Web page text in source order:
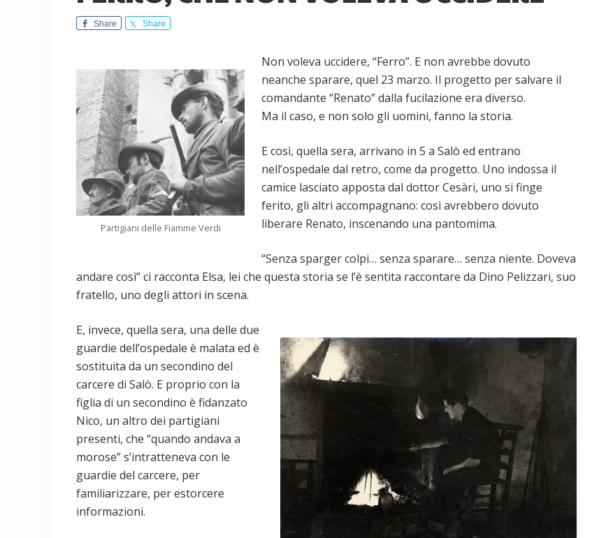
Share Share
Partigiani delle Fiamme Verdi
Non voleva uccidere, “Ferro”. E non avrebbe dovuto
neanche sparare, quel 23 marzo. Il progetto per salvare il
comandante “Renato” dalla fucilazione era diverso.
Ma il caso, e non solo gli uomini, fanno la storia.
E così, quella sera, arrivano in 5 a Salò ed entrano
nell’ospedale dal retro, come da progetto. Uno indossa il
camice lasciato apposta dal dottor Cesàri, uno si finge
ferito, gli altri accompagnano: così avrebbero dovuto
liberare Renato, inscenando una pantomima.
“Senza sparger colpi… senza sparare… senza niente. Doveva
andare così” ci racconta Elsa, lei che questa storia se l’è sentita raccontare da Dino Pelizzari, suo
fratello, uno degli attori in scena.
E, invece, quella sera, una delle due
guardie dell’ospedale è malata ed è
sostituita da un secondino del
carcere di Salò. E proprio con la
figlia di un secondino è fidanzato
Nico, un altro dei partigiani
presenti, che “quando andava a
morose” s’intratteneva con le
guardie del carcere, per
familiarizzare, per estorcere
informazioni.